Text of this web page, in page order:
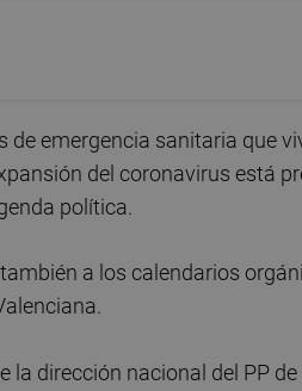
de emergencia sanitaria que
del coronavirus está
política.
a los calendarios
la dirección nacional del PP